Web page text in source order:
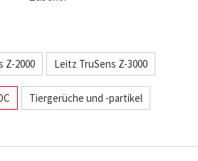
Z-2000 Leitz TruSens Z-3000
Tiergerüche und -partikel